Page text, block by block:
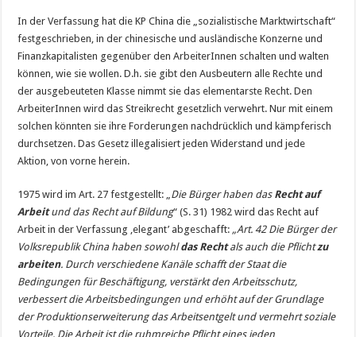
In der Verfassung hat die KP China die „sozialistische Marktwirtschaft“
festgeschrieben, in der chinesische und ausländische Konzerne und
Finanzkapitalisten gegenüber den ArbeiterInnen schalten und walten
können, wie sie wollen. D.h. sie gibt den Ausbeutern alle Rechte und
der ausgebeuteten Klasse nimmt sie das elementarste Recht. Den
ArbeiterInnen wird das Streikrecht gesetzlich verwehrt. Nur mit einem
solchen könnten sie ihre Forderungen nachdrücklich und kämpferisch
durchsetzen. Das Gesetz illegalisiert jeden Widerstand und jede
Aktion, von vorne herein.
1975 wird im Art. 27 festgestellt: „ Die Bürger haben das Recht auf
Arbeitund das Recht auf Bildung“ (S. 31) 1982 wird das Recht auf
Arbeit in der Verfassung ‚elegant’ abgeschafft: „Art. 42 Die Bürger der
Volksrepublik China haben sowohldas Rechtals auch die Pflichtzu
arbeiten. Durch verschiedene Kanäle schafft der Staat die
Bedingungen für Beschäftigung, verstärkt den Arbeitsschutz,
verbessert die Arbeitsbedingungen und erhöht auf der Grundlage
der Produktionserweiterung das Arbeitsentgelt und vermehrt soziale
Vorteile. Die Arbeit ist die ruhmreiche Pflicht eines jeden